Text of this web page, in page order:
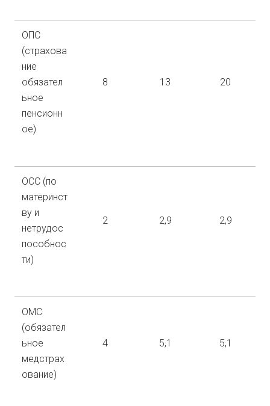
ОПС
(страхова
ние
обязател
ьное
пенсионн
ое)
8 13 20
ОСС (по
материнст
ву и
нетрудос
пособнос
ти)
2 2,9 2,9
ОМС
(обязател
ьное
медстрах
ование)
4 5,1 5,1